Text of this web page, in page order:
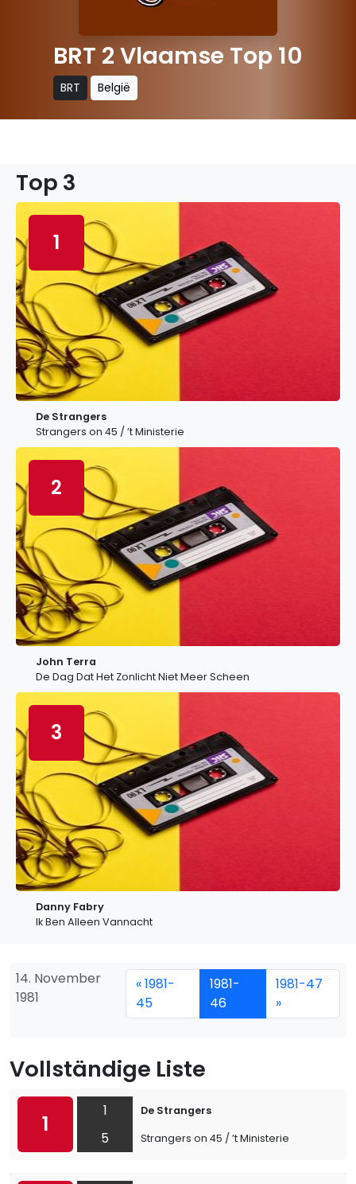
BRT 2 Vlaamse Top 10
BRT België
Top 3
1
De Strangers
Strangers on 45 / ’t Ministerie
2
John Terra
De Dag Dat Het Zonlicht Niet Meer Scheen
3
Danny Fabry
Ik Ben Alleen Vannacht
14. November
1981
« 1981-
45
1981-
46
1981-47
»
Vollständige Liste
1
1
5
De Strangers
Strangers on 45 / ’t Ministerie